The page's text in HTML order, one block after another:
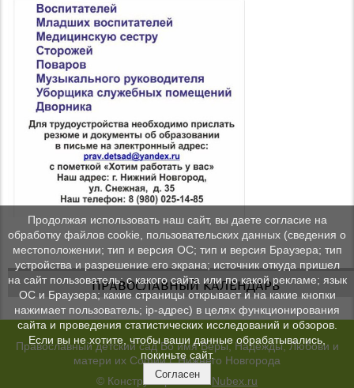
ПРАВОСЛАВНЫЙ КАЛЕНДАРЬ
Православный детский сад Во имя Веры, Надежды, Любови и
матери их Софии г. Нижнего Новгорода
© Конструктор сайтов Nubex.ru
Продолжая использовать наш сайт, вы даете согласие на
обработку файлов cookie, пользовательских данных (сведения о
местоположении; тип и версия ОС; тип и версия Браузера; тип
устройства и разрешение его экрана; источник откуда пришел
на сайт пользователь; с какого сайта или по какой рекламе; язык
ОС и Браузера; какие страницы открывает и на какие кнопки
нажимает пользователь; ip-адрес) в целях функционирования
сайта и проведения статистических исследований и обзоров.
Если вы не хотите, чтобы ваши данные обрабатывались,
покиньте сайт.
Согласен